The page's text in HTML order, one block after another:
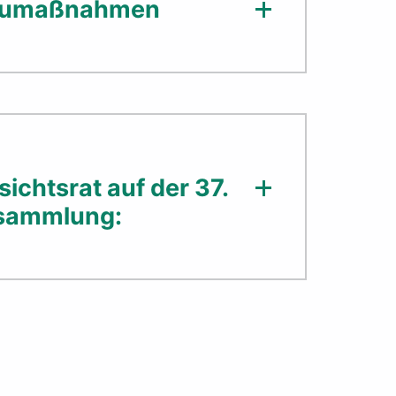
auf der 37.